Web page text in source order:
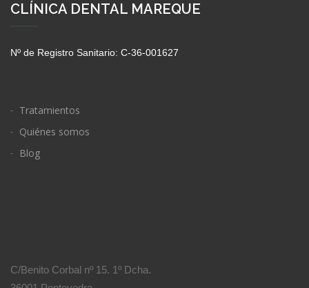
CLÍNICA DENTAL MAREQUE
Nº de Registro Sanitario: C-36-001627
Tratamientos
Quiénes somos
Blog
C/Benito Corbal nº 15. 1º Dcha.